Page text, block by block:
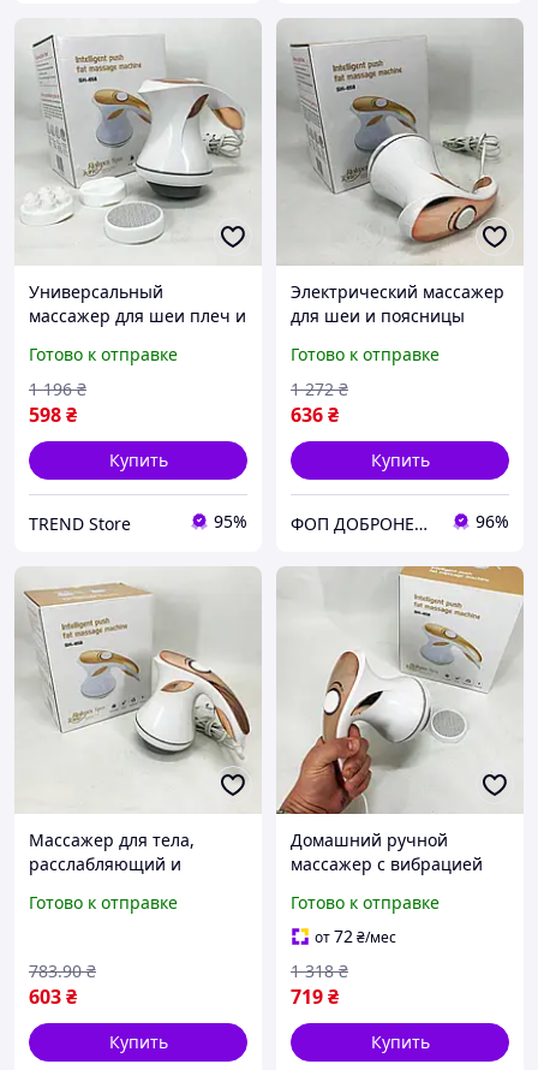
Универсальный
массажер для шеи плеч и
Tone SH-658, Ударный
массажер для ягодиц OV-
18
Готово к отправке
598₴
1 196 ₴
Купить
TREND Store 95%
Электрический массажер
для шеи и поясницы
658, Массажер в виде
пистолета EW-37
Готово к отправке
636₴
1 272 ₴
Купить
ФОП ДОБРОНЕЦЬКА С.М. 96%
Массажер для тела,
расслабляющий и
для ежедневного
здоровьем
Готово к отправке
603₴
783.90 ₴
Купить
Домашний ручной
массажер с вибрацией
массажер для спины,
Ручной массажный
пистолет YI-13
Готово к отправке
от72₴/мес
719₴
1 318 ₴
Купить